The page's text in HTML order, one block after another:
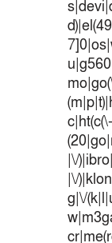
|\/
|\/
g|\/